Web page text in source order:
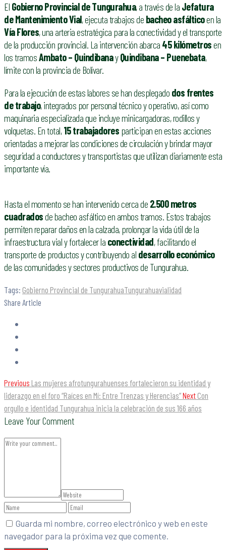
El Gobierno Provincial de Tungurahua, a través de la Jefatura
de Mantenimiento Vial, ejecuta trabajos de bacheo asfálticoen la
Vía Flores, una arteria estratégica para la conectividad y el transporte
de la producción provincial. La intervención abarca 45 kilómetrosen
los tramosAmbato – QuindibanayQuindibana – Puenebata,
límite con la provincia de Bolívar.
Para la ejecución de estas labores se han desplegado dos frentes
de trabajo, integrados por personal técnico y operativo, así como
maquinaria especializada que incluye minicargadoras, rodillos y
volquetas. En total,15 trabajadores participan en estas acciones
orientadas a mejorar las condiciones de circulación y brindar mayor
seguridad a conductores y transportistas que utilizan diariamente esta
importante vía.
Hasta el momento se han intervenido cerca de 2.500 metros
cuadradosde bacheo asfáltico en ambos tramos. Estos trabajos
permiten reparar daños en la calzada, prolongar la vida útil de la
infraestructura vial y fortalecer la conectividad, facilitando el
transporte de productos y contribuyendo al desarrollo económico
de las comunidades y sectores productivos de Tungurahua.
Tags: Gobierno Provincial de TungurahuaTungurahuavialidad
Share Article
Previous Las mujeres afrotungurahuenses fortalecieron su identidad y
liderazgo en el foro “Raíces en Mí: Entre Trenzas y Herencias”Next Con
orgullo e identidad Tungurahua inicia la celebración de sus 166 años
Leave Your Comment
Guarda mi nombre, correo electrónico y web en este
navegador para la próxima vez que comente.